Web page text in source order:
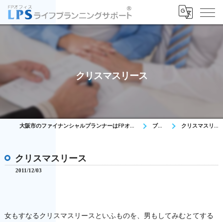
クリスマスリース
大阪市のファイナンシャルプランナーはFPオフィス LPS ブログ クリスマスリース
クリスマスリース
2011/12/03
女もすなるクリスマスリースといふものを、男もしてみむとてする